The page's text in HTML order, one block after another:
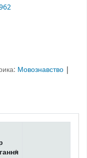
Мовознавство |